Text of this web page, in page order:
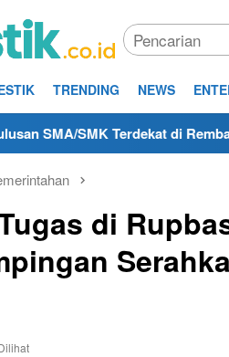
TRENDING NEWS
Terdekat di Rembang Tahun
di